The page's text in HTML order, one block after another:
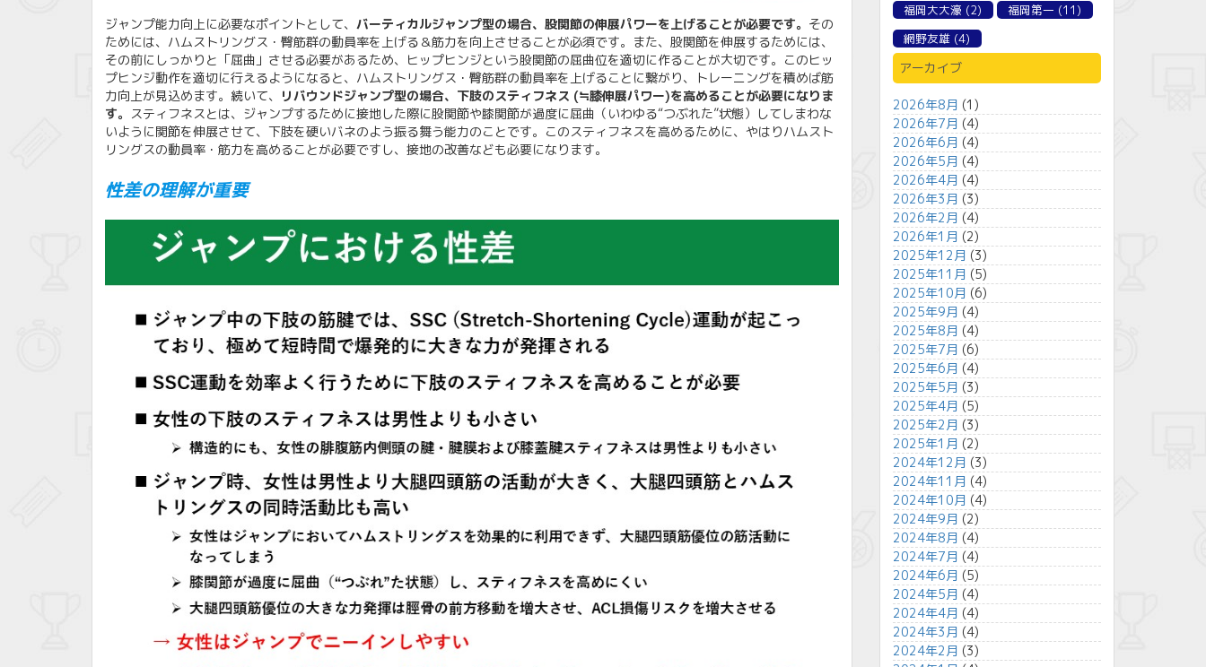
ジャンプ能力向上に必要なポイントとして、 バーティカルジャンプ型の場合、股関節の伸展パワーを上げることが必要です。 その
ためには、ハムストリングス・臀筋群の動員率を上げる＆筋力を向上させることが必須です。また、股関節を伸展するためには、
その前にしっかりと「屈曲」させる必要があるため、ヒップヒンジという股関節の屈曲位を適切に作ることが大切です。このヒッ
プヒンジ動作を適切に行えるようになると、ハムストリングス・臀筋群の動員率を上げることに繋がり、トレーニングを積めば筋
力向上が見込めます。続いて、
リバウンドジャンプ型の場合、下肢のスティフネス (≒膝伸展パワー)を高めることが必要になりま
す。 スティフネスとは、ジャンプするために接地した際に股関節や膝関節が過度に屈曲（いわゆる“つぶれた”状態）してしまわな
いように関節を伸展させて、下肢を硬いバネのよう振る舞う能力のことです。このスティフネスを高めるために、やはりハムスト
リングスの動員率・筋力を高めることが必要ですし、接地の改善なども必要になります。
性差の理解が重要
福岡大大濠 (2) 福岡第一 (11)
網野友雄 (4)
アーカイブ
2026年8月 (1)
2026年7月 (4)
2026年6月 (4)
2026年5月 (4)
2026年4月 (4)
2026年3月 (3)
2026年2月 (4)
2026年1月 (2)
2025年12月 (3)
2025年11月 (5)
2025年10月 (6)
2025年9月 (4)
2025年8月 (4)
2025年7月 (6)
2025年6月 (4)
2025年5月 (3)
2025年4月 (5)
2025年2月 (3)
2025年1月 (2)
2024年12月 (3)
2024年11月 (4)
2024年10月 (4)
2024年9月 (2)
2024年8月 (4)
2024年7月 (4)
2024年6月 (5)
2024年5月 (4)
2024年4月 (4)
2024年3月 (4)
2024年2月 (3)